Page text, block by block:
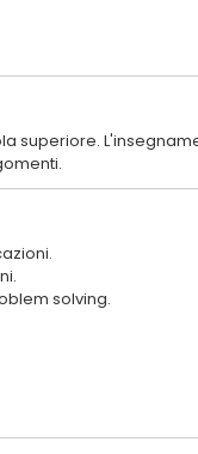
superiore.
solving.